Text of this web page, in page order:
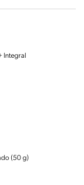
Integral
(50 g)